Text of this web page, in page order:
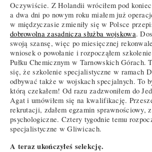
Oczywiście. Z Holandii wróciłem pod
a dwa dni po nowym roku miałem już
w międzyczasie zmieniły się w Polsce
dobrowolna zasadnicza służba wojskowa.
swoją szansę, więc po miesięcznej
wniosek o powołanie i rozpocząłem
Pułku Chemicznym w Tarnowskich Górach.
się, że szkolenie specjalistyczne w ramach
odbywać także w wojskach specjalnych. To
którą czekałem! Od razu zadzwoniłem do
Agat i umówiłem się na kwalifikację.
rekrutacji, zdałem egzamin sprawnościowy,
psychologiczne. Cztery tygodnie temu
specjalistyczne w Gliwicach.
A teraz ukończyłeś selekcję.